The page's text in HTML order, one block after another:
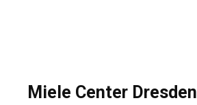
Miele Center Dresden